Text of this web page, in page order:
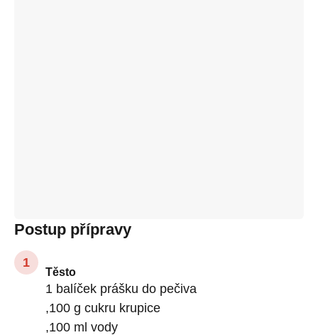
Postup přípravy
Těsto
1 balíček prášku do pečiva
,100 g cukru krupice
,100 ml vody